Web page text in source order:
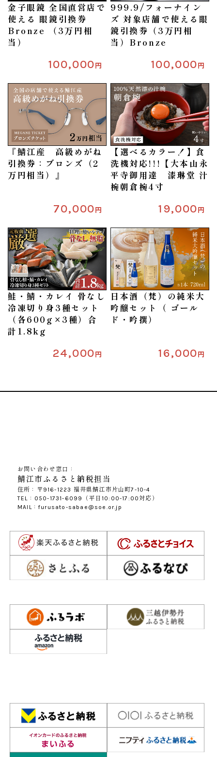
金子眼鏡 全国直営店で
使える 眼鏡引換券
Bronze （3万円相
当）
100,000円
999.9/フォーナイン
ズ 対象店舗で使える眼
鏡引換券（3万円相
当）Bronze
100,000円
『鯖江産 高級めがね
引換券：ブロンズ（2
万円相当）』
70,000円
【選べるカラー！】食
洗機対応!!!【大本山永
平寺御用達 漆琳堂 汁
椀朝倉椀4寸
19,000円
鮭・鯖・カレイ 骨なし
冷凍切り身3種セット
（各600g×3種）合
計1.8kg
24,000円
日本酒（梵）の純米大
吟醸セット（ ゴール
ド・吟撰）
16,000円
お問い合わせ窓口：
鯖江市ふるさと納税担当
住所：〒916-1223 福井県鯖江市片山町7-10-4
TEL：050-1731-6099（平日10:00-17:00対応）
MAIL：furusato-sabae@soe.or.jp